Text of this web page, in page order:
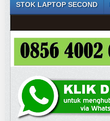
STOK LAPTOP SECOND